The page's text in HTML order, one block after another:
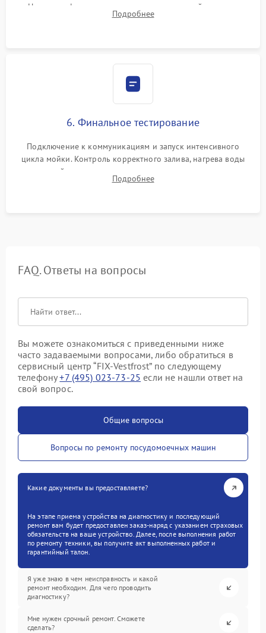
Надежная фиксация хомутов гидравлической системы,
сборка корпуса и установка датчика поплавка.
Подробнее
6. Финальное тестирование
Подключение к коммуникациям и запуск интенсивного
цикла мойки. Контроль корректного залива, нагрева воды
до нужной температуры, отсутствия посторонних шумов,
штатного слива и абсолютной сухости в поддоне.
Подробнее
FAQ. Ответы на вопросы
Вы можете ознакомиться с приведенными ниже
часто задаваемыми вопросами, либо обратиться в
сервисный центр “FIX-Vestfrost” по следующему
телефону+7 (495) 023-73-25 если не нашли ответ на
свой вопрос.
Общие вопросы
Вопросы по ремонту посудомоечных машин
Какие документы вы предоставляете?
На этапе приема устройства на диагностику и последующий
ремонт вам будет предоставлен заказ-наряд с указанием страховых
обязательств на ваше устройство. Далее, после выполнения работ
по ремонту техники, вы получите акт выполненных работ и
гарантийный талон.
Я уже знаю в чем неисправность и какой
ремонт необходим. Для чего проводить
диагностику?
Мне нужен срочный ремонт. Сможете
сделать?